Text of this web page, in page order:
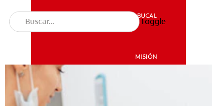
SALUD BUCAL
SALUD BUCAL
MISIÓN
CHEQUEO DE SALUD BUCAL
CORRESPONDENCIA DE PRODUCTOS
Toggle